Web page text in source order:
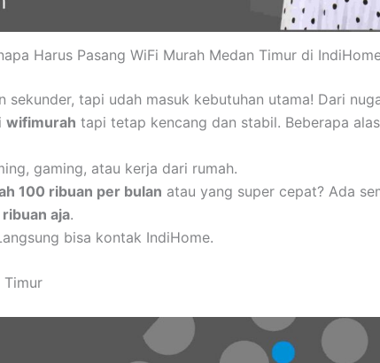
Harus Pasang WiFi Murah Medan Timur di
sekunder, tapi udah masuk kebutuhan utama! Dari
wifimurah tapi tetap kencang dan stabil. Beberapa
gaming, atau kerja dari rumah.
100 ribuan per bulan atau yang super cepat? Ada
aja.
bisa kontak IndiHome.
Timur